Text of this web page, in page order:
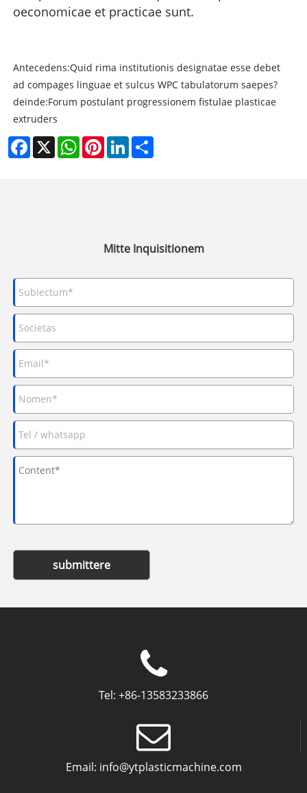
oeconomicae et practicae sunt.
Antecedens:Quid rima institutionis designatae esse debet
ad compages linguae et sulcus WPC tabulatorum saepes?
deinde:Forum postulant progressionem fistulae plasticae
extruders
Facebook
X WhatsAppPinterestLinkedIn
Mitte Inquisitionem
submittere
Tel: +86-13583233866
Email: info@ytplasticmachine.com